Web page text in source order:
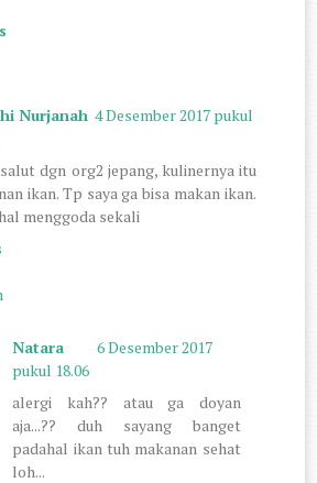
Nurjanah 4 Desember 2017 pukul
dgn org2 jepang, kulinernya itu
ikan. Tp saya ga bisa makan ikan.
menggoda sekali
Natara
6 Desember 2017
pukul 18.06
alergi kah?? atau ga doyan
aja...?? duh sayang banget
padahal ikan tuh makanan sehat
loh...